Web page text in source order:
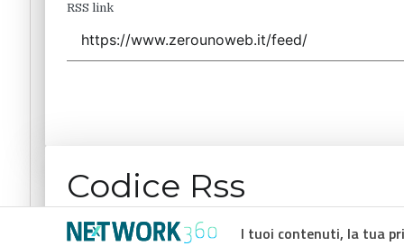
I tuoi contenuti, la tua
RSS link
Codice Rss
RSS link